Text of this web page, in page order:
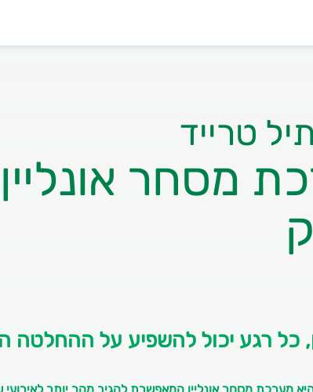
טרייד
מסחר
כל רגע יכול להשפיע על ההחלטה